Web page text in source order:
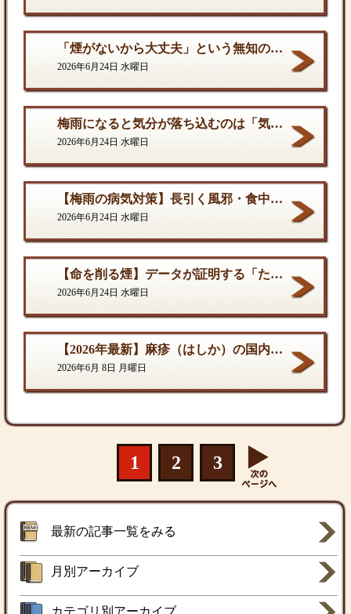
「煙がないから大丈夫」という無知の罪。となりに一人生息するだけで、そこは危険地帯である
2026年6月24日 水曜日
梅雨になると気分が落ち込むのは「気のせい」ではない
2026年6月24日 水曜日
【梅雨の病気対策】長引く風邪・食中毒・カビの脅威から体を守る方法
2026年6月24日 水曜日
【命を削る煙】データが証明する「たばこ関連死」の真実
2026年6月24日 水曜日
【2026年最新】麻疹（はしか）の国内流行状況と対策
2026年6月 8日 月曜日
1 2 3
最新の記事一覧をみる
月別アーカイブ
カテゴリ別アーカイブ